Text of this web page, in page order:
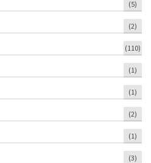
(5)
(2)
(110)
(1)
(1)
(2)
(1)
(3)